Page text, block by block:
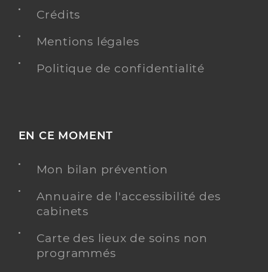
Crédits
Mentions légales
Politique de confidentialité
EN CE MOMENT
Mon bilan prévention
Annuaire de l'accessibilité des
cabinets
Carte des lieux de soins non
programmés